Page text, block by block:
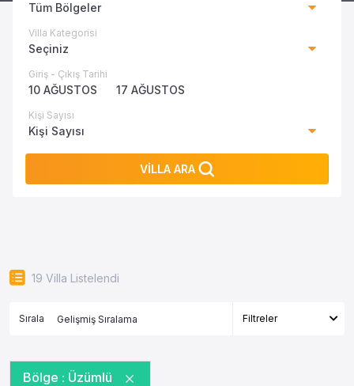
Tüm Bölgeler
Villa Kategorisi
Seçiniz
Giriş - Çıkış Tarihi
10 AĞUSTOS 17 AĞUSTOS
Kişi Sayısı
Kişi Sayısı
VİLLA ARA
19 Villa Listelendi
Sırala Filtreler
Bölge : Üzümlü